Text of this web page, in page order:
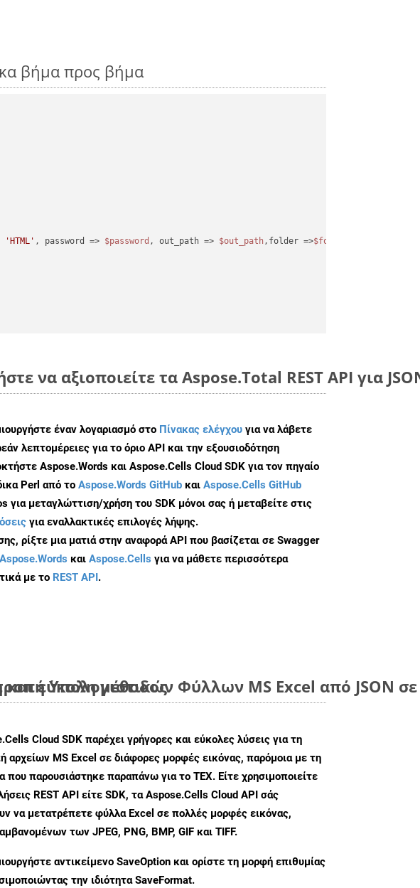
βήμα προς βήμα
'HTML' , password => $password , out_path => $out_path,folder =>$folder
να αξιοποιείτε τα Aspose.Total REST API για
έναν λογαριασμό στο Πίνακας ελέγχου για να λάβετε
λεπτομέρειες για το όριο API και την εξουσιοδότηση
Aspose.Words και Aspose.Cells Cloud SDK για τον πηγαίο
Perl από το Aspose.Words GitHub και Aspose.Cells GitHub
για μεταγλώττιση/χρήση του SDK μόνοι σας ή μεταβείτε στις
για εναλλακτικές επιλογές λήψης.
ρίξτε μια ματιά στην αναφορά API που βασίζεται σε Swagger
Aspose.Words και Aspose.Cells για να μάθετε περισσότερα
με το REST API.
και εύκολη μέθοδος
Υπολογιστικών Φύλλων MS Excel από JSON
Cloud SDK παρέχει γρήγορες και εύκολες λύσεις για τη
αρχείων MS Excel σε διάφορες μορφές εικόνας, παρόμοια με τη
που παρουσιάστηκε παραπάνω για το TEX. Είτε χρησιμοποιείτε
REST API είτε SDK, τα Aspose.Cells Cloud API σάς
να μετατρέπετε φύλλα Excel σε πολλές μορφές εικόνας,
των JPEG, PNG, BMP, GIF και TIFF.
αντικείμενο SaveOption και ορίστε τη μορφή επιθυμίας
την ιδιότηταSaveFormat.